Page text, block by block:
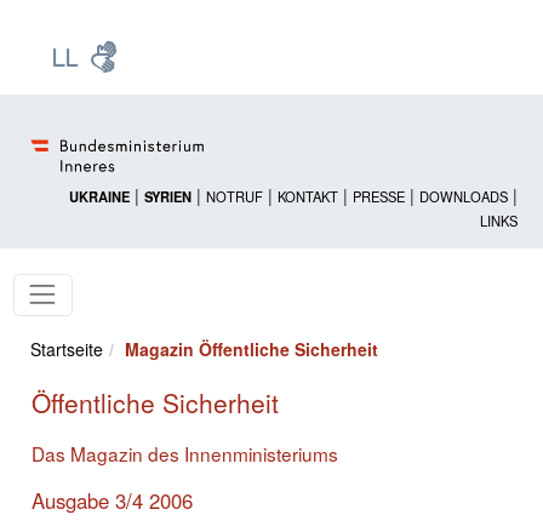
UKRAINE | SYRIEN | NOTRUF | KONTAKT | PRESSE | DOWNLOADS |
LINKS
Startseite Magazin Öffentliche Sicherheit
Öffentliche Sicherheit
Das Magazin des Innenministeriums
Ausgabe 3/4 2006